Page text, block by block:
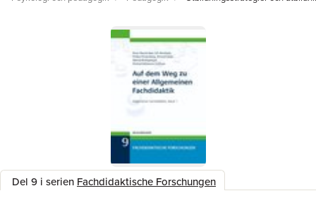
Del 9 i serien Fachdidaktische Forschungen